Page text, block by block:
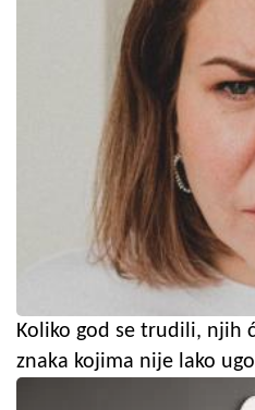
Koliko god se trudili, njih
znaka kojima nije lako